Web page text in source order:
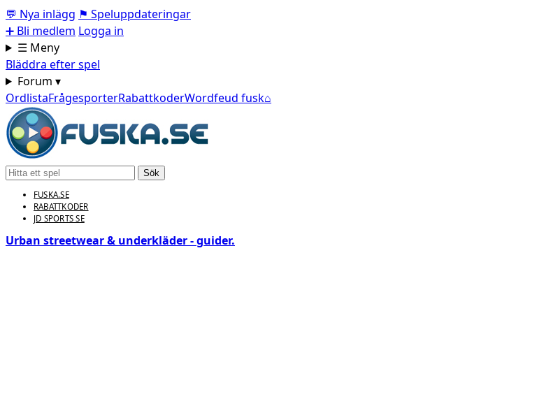
💬 Nya inlägg ⚑ Speluppdateringar
➕ Bli medlem Logga in
☰ Meny
Bläddra efter spel
Forum ▾
OrdlistaFrågesporterRabattkoderWordfeud fusk⌂
Sök
FUSKA.SE
RABATTKODER
JD SPORTS SE
Urban streetwear & underkläder - guider.